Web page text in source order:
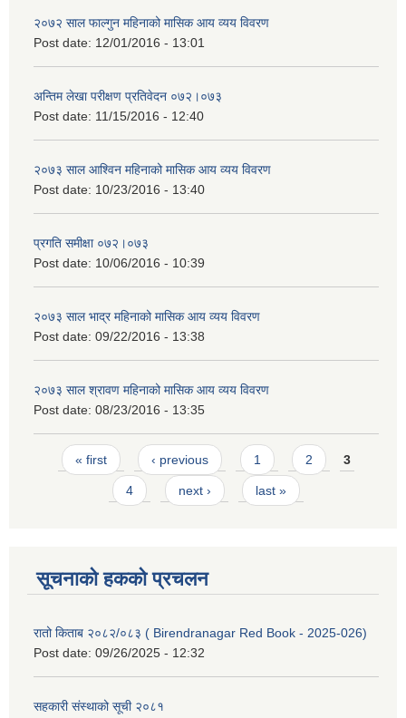
२०७२ साल फाल्गुन महिनाको मासिक आय व्यय विवरण
Post date: 12/01/2016 - 13:01
अन्तिम लेखा परीक्षण प्रतिवेदन ०७२।०७३
Post date: 11/15/2016 - 12:40
२०७३ साल आश्विन महिनाको मासिक आय व्यय विवरण
Post date: 10/23/2016 - 13:40
प्रगति समीक्षा ०७२।०७३
Post date: 10/06/2016 - 10:39
२०७३ साल भाद्र महिनाको मासिक आय व्यय विवरण
Post date: 09/22/2016 - 13:38
२०७३ साल श्रावण महिनाको मासिक आय व्यय विवरण
Post date: 08/23/2016 - 13:35
Pages
« first ‹ previous 1 2 3
4 next › last »
सूचनाको हकको प्रचलन
रातो किताब २०८२/०८३ ( Birendranagar Red Book - 2025-026)
Post date: 09/26/2025 - 12:32
सहकारी संस्थाको सूची २०८१